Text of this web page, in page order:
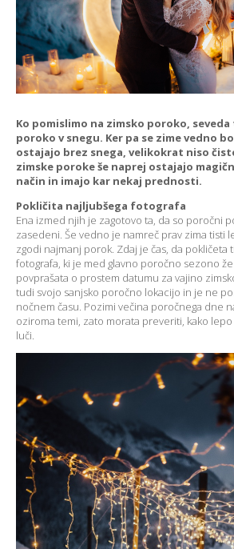
Ko pomislimo na zimsko poroko,
poroko v snegu. Ker pa se zime vedno
ostajajo brez snega, velikokrat niso
zimske poroke še naprej ostajajo
način in imajo kar nekaj prednosti.
Pokličita najljubšega fotografa
Ena izmed njih je zagotovo ta, da so poročni
zasedeni. Še vedno je namreč prav zima tisti
zgodi najmanj porok. Zdaj je čas, da pokličeta
fotografa, ki je med glavno poročno sezono
povprašata o prostem datumu za vajino
tudi svojo sanjsko poročno lokacijo in je ne
nočnem času. Pozimi večina poročnega dne
oziroma temi, zato morata preveriti, kako
luči.